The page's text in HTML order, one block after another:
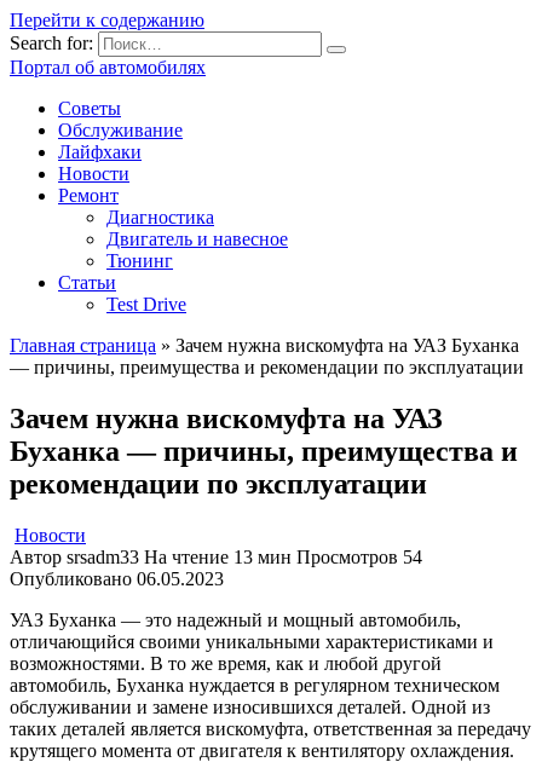
Перейти к содержанию
Search for:
Портал об автомобилях
Советы
Обслуживание
Лайфхаки
Новости
Ремонт
Диагностика
Двигатель и навесное
Тюнинг
Статьи
Test Drive
Главная страница » Зачем нужна вискомуфта на УАЗ Буханка
— причины, преимущества и рекомендации по эксплуатации
Зачем нужна вискомуфта на УАЗ
Буханка — причины, преимущества и
рекомендации по эксплуатации
Новости
Автор srsadm33 На чтение 13 мин Просмотров 54
Опубликовано 06.05.2023
УАЗ Буханка — это надежный и мощный автомобиль,
отличающийся своими уникальными характеристиками и
возможностями. В то же время, как и любой другой
автомобиль, Буханка нуждается в регулярном техническом
обслуживании и замене износившихся деталей. Одной из
таких деталей является вискомуфта, ответственная за передачу
крутящего момента от двигателя к вентилятору охлаждения.